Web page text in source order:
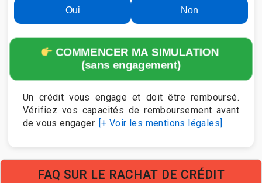
Oui Non
COMMENCER MA SIMULATION
(sans engagement)
Un crédit vous engage et doit être remboursé.
Vérifiez vos capacités de remboursement avant
de vous engager. [+ Voir les mentions légales]
FAQ SUR LE RACHAT DE CRÉDIT